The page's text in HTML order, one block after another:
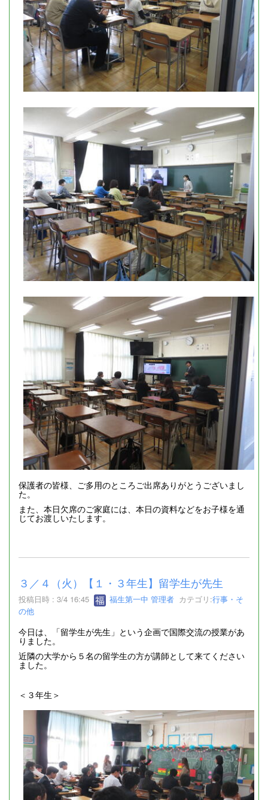
保護者の皆様、ご多用のところご出席ありがとうございまし
た。
また、本日欠席のご家庭には、本日の資料などをお子様を通
じてお渡しいたします。
３／４（火）【１・３年生】留学生が先生
投稿日時 : 3/4 16:45 福生第一中 管理者 カテゴリ:行事・そ
の他
今日は、「留学生が先生」という企画で国際交流の授業があ
りました。
近隣の大学から５名の留学生の方が講師として来てください
ました。
＜３年生＞